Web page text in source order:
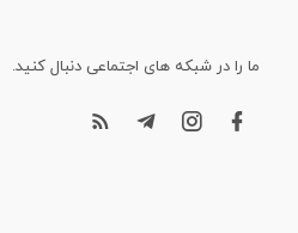
ما را در شبکه های اجتماعی دنبال کنید.